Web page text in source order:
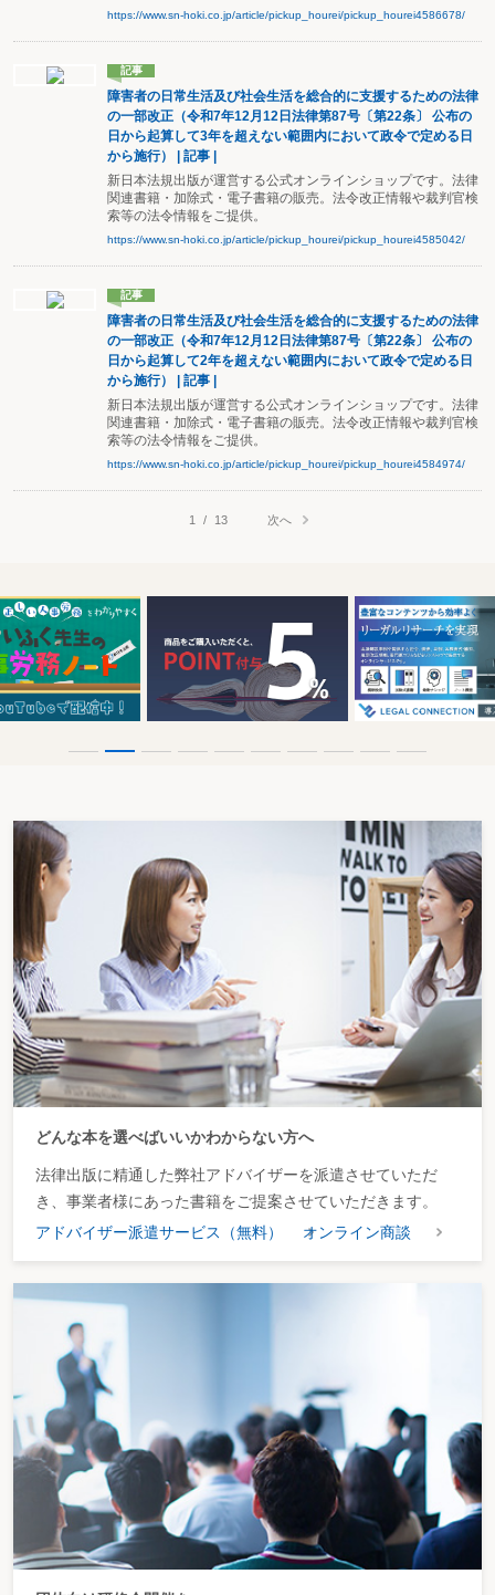
https://www.sn-hoki.co.jp/article/pickup_hourei/pickup_hourei4586678/
記事
障害者の日常生活及び社会生活を総合的に支援するための法律
の一部改正（令和7年12月12日法律第87号〔第22条〕 公布の
日から起算して3年を超えない範囲内において政令で定める日
から施行） | 記事 |
新日本法規出版が運営する公式オンラインショップです。法律
関連書籍・加除式・電子書籍の販売。法令改正情報や裁判官検
索等の法令情報をご提供。
https://www.sn-hoki.co.jp/article/pickup_hourei/pickup_hourei4585042/
記事
障害者の日常生活及び社会生活を総合的に支援するための法律
の一部改正（令和7年12月12日法律第87号〔第22条〕 公布の
日から起算して2年を超えない範囲内において政令で定める日
から施行） | 記事 |
新日本法規出版が運営する公式オンラインショップです。法律
関連書籍・加除式・電子書籍の販売。法令改正情報や裁判官検
索等の法令情報をご提供。
https://www.sn-hoki.co.jp/article/pickup_hourei/pickup_hourei4584974/
1 / 13 次へ
どんな本を選べばいいかわからない方へ
法律出版に精通した弊社アドバイザーを派遣させていただ
き、事業者様にあった書籍をご提案させていただきます。
アドバイザー派遣サービス（無料）
オンライン商談